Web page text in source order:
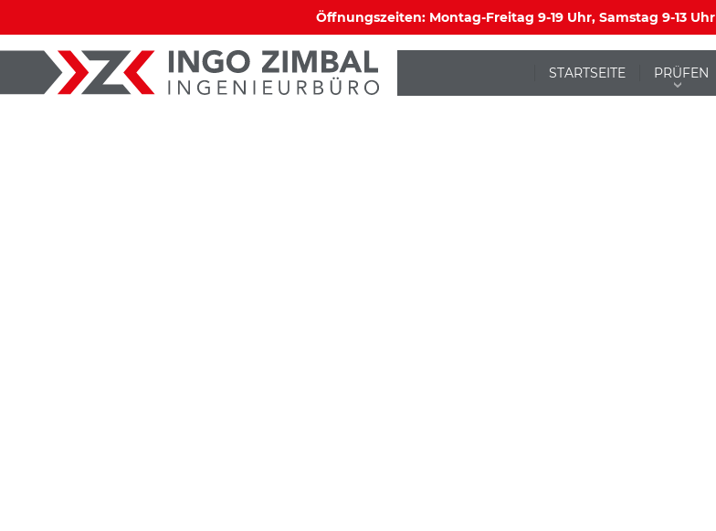
Öffnungszeiten: Montag-Freitag 9-19 Uhr, Samstag 9-13 Uhr
STARTSEITE PRÜFEN